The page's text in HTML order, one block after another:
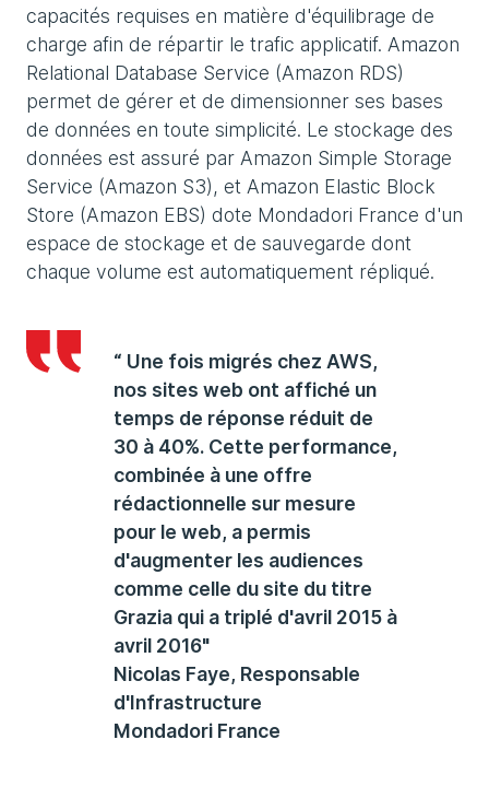
capacités requises en matière d'équilibrage de
charge afin de répartir le trafic applicatif. Amazon
Relational Database Service (Amazon RDS)
permet de gérer et de dimensionner ses bases
de données en toute simplicité. Le stockage des
données est assuré par Amazon Simple Storage
Service (Amazon S3), et Amazon Elastic Block
Store (Amazon EBS) dote Mondadori France d'un
espace de stockage et de sauvegarde dont
chaque volume est automatiquement répliqué.
“ Une fois migrés chez AWS,
nos sites web ont affiché un
temps de réponse réduit de
30 à 40%. Cette performance,
combinée à une offre
rédactionnelle sur mesure
pour le web, a permis
d'augmenter les audiences
comme celle du site du titre
Grazia qui a triplé d'avril 2015 à
avril 2016"
Nicolas Faye, Responsable
d'Infrastructure
Mondadori France